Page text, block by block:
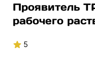
Проявитель
рабочего
5